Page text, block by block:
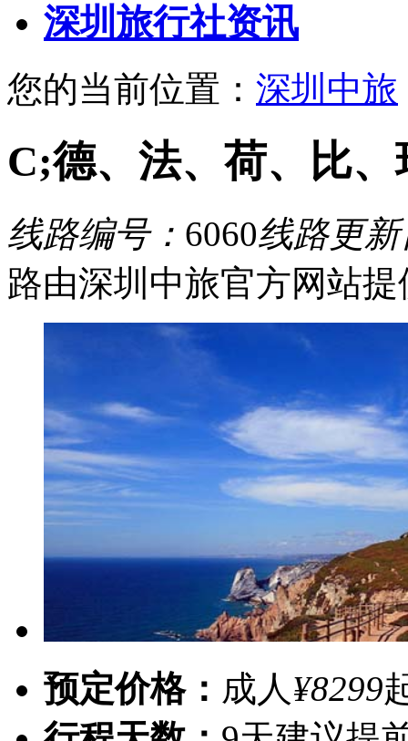
深圳旅行社资讯
您的当前位置： 深圳中旅
C;德、法、荷、比、
线路编号： 6060线路更
路由深圳中旅官方网站提
预定价格： 成人 ¥8299